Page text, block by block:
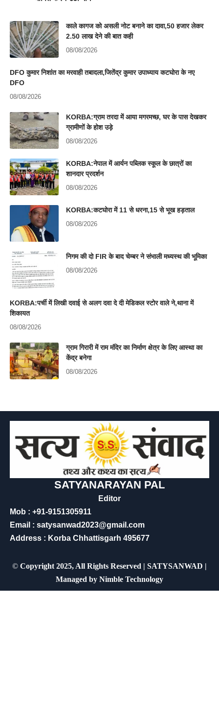
काले कागज को असली नोट बनाने का दावा,50 हजार लेकर
2.50 लाख देने की बात कही
08/08/2026
DFO कुमार निशांत का मरवाही तबादला,जितेंद्र कुमार उपाध्याय कटघोरा के नए
DFO
08/08/2026
KORBA:ग्राम तरदा में आया मगरमच्छ, घर के पास देखकर
ग्रामीणों के होश उड़े
08/08/2026
KORBA:नेपाल में आर्यन पब्लिक स्कूल के छात्रों का
शानदार प्रदर्शन
08/08/2026
KORBA:कटघोरा में 11 से धरना,15 से भूख हड़ताल
08/08/2026
निगम की दो FIR के बाद चेम्बर ने संभाली मध्यस्थ की भूमिका
08/08/2026
KORBA:पर्ची में लिखी दवाई से अलग दवा दे दी मेडिकल स्टोर वाले ने,थाना में
शिकायत
08/08/2026
ग्राम गिरारी में राम मंदिर का निर्माण क्षेत्र के लिए आस्था का
केंद्र बनेगा
08/08/2026
SATYANARAYAN PAL
Editor
Mob : +91-9151305911
Email : satysanwad2023@gmail.com
Address : Korba Chhattisgarh 495677
© Copyright 2025, All Rights Reserved | SATYSANWAD |
Managed by Nimble Technology